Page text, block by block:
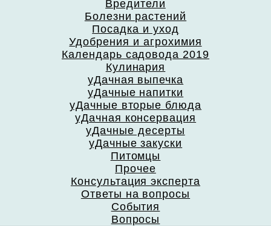
Вредители
Болезни растений
Посадка и уход
Удобрения и агрохимия
Календарь садовода 2019
Кулинария
уДачная выпечка
уДачные напитки
уДачные вторые блюда
уДачная консервация
уДачные десерты
уДачные закуски
Питомцы
Прочее
Консультация эксперта
Ответы на вопросы
События
Вопросы